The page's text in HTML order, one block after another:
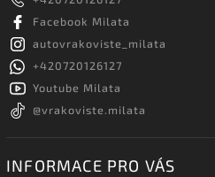
Facebook Milata
autovrakoviste_milata
+420720126127
Youtube Milata
@vrakoviste.milata
INFORMACE PRO VÁS